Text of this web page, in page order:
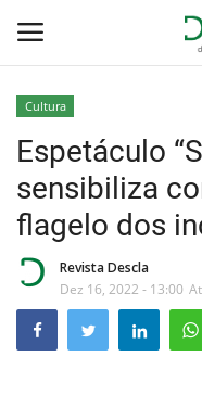
Home
...by Descla
Desporto
Cultura
Espetáculo
sensibiliza
flagelo dos
Revista Descla
Dez 16, 2022 - 13:00